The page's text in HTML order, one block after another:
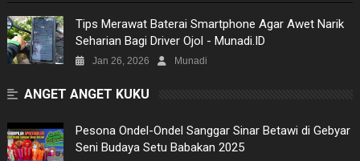
Tips Merawat Baterai Smartphone Agar Awet Narik
Seharian Bagi Driver Ojol - Munadi.ID
Jan 26, 2026 Munadi
ANGET ANGET KUKU
Pesona Ondel-Ondel Sanggar Sinar Betawi di Gebyar
Seni Budaya Setu Babakan 2025